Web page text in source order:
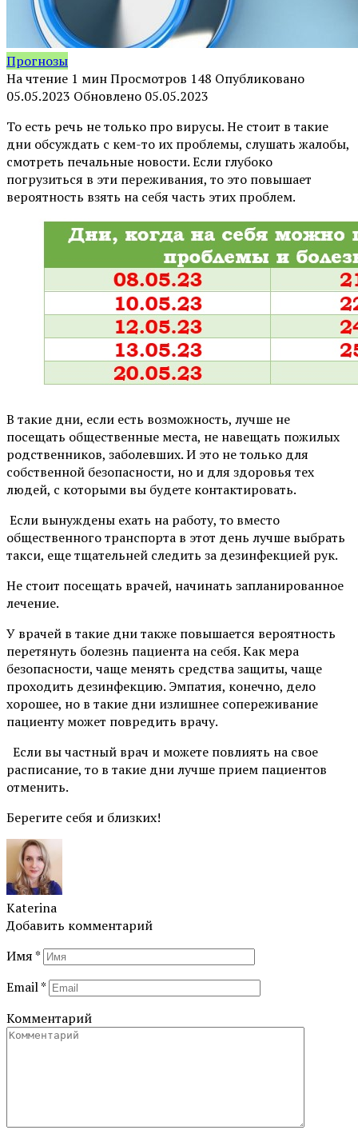
Прогнозы
На чтение 1 минПросмотров 148 Опубликовано
05.05.2023 Обновлено 05.05.2023
То есть речь не только про вирусы. Не стоит в такие
дни обсуждать с кем-то их проблемы, слушать жалобы,
смотреть печальные новости. Если глубоко
погрузиться в эти переживания, то это повышает
вероятность взять на себя часть этих проблем. ⠀
В такие дни, если есть возможность, лучше не
посещать общественные места, не навещать пожилых
родственников, заболевших. И это не только для
собственной безопасности, но и для здоровья тех
людей, с которыми вы будете контактировать.
Если вынуждены ехать на работу, то вместо
общественного транспорта в этот день лучше выбрать
такси, еще тщательней следить за дезинфекцией рук.
Не стоит посещать врачей, начинать запланированное
лечение.
У врачей в такие дни также повышается вероятность
перетянуть болезнь пациента на себя. Как мера
безопасности, чаще менять средства защиты, чаще
проходить дезинфекцию. Эмпатия, конечно, дело
хорошее, но в такие дни излишнее сопереживание
пациенту может повредить врачу.
Если вы частный врач и можете повлиять на свое
расписание, то в такие дни лучше прием пациентов
отменить.
Берегите себя и близких!
Katerina
Добавить комментарий
Имя*
Email*
Комментарий